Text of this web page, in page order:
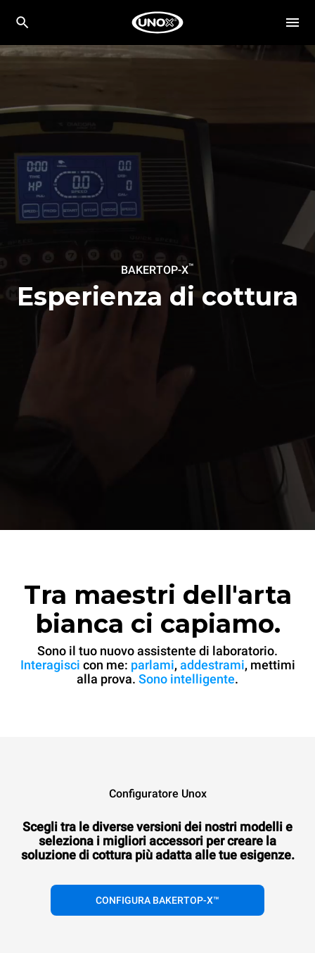
BAKERTOP-X™
Esperienza di cottura
Tra maestri dell'arta
bianca ci capiamo.
Sono il tuo nuovo assistente di laboratorio.
Interagisci con me: parlami, addestrami, mettimi
alla prova. Sono intelligente.
Configuratore Unox
Scegli tra le diverse versioni dei nostri modelli e
seleziona i migliori accessori per creare la
soluzione di cottura più adatta alle tue esigenze.
CONFIGURA BAKERTOP-X™